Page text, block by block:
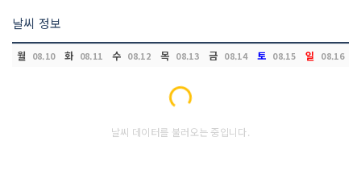
날씨 정보
월 08.10 화 08.11 수 08.12 목 08.13 금 08.14 토 08.15 일 08.16
Loading...
날씨 데이터를 불러오는 중입니다.